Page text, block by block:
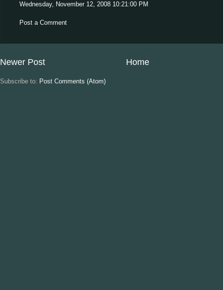
Wednesday, November 12, 2008 10:21:00 PM
Post a Comment
Newer Post Home
Subscribe to: Post Comments (Atom)